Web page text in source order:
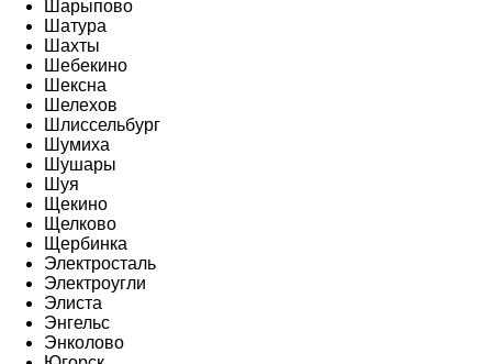
Шарыпово
Шатура
Шахты
Шебекино
Шексна
Шелехов
Шлиссельбург
Шумиха
Шушары
Шуя
Щекино
Щелково
Щербинка
Электросталь
Электроугли
Элиста
Энгельс
Энколово